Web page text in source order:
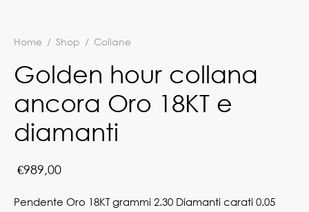
Home / Shop / Collane
Golden hour collana
ancora Oro 18KT e
diamanti
€989,00
Pendente Oro 18KT grammi 2.30 Diamanti carati 0.05